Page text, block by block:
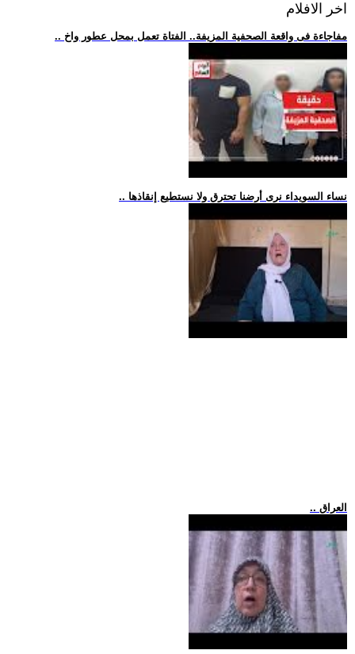
اخر الافلام
.. مفاجاءة فى واقعة الصحفية المزيفة.. الفتاة تعمل بمحل عطور واخ
.. نساء السويداء نرى أرضنا تحترق ولا نستطيع إنقاذها
.. العراق